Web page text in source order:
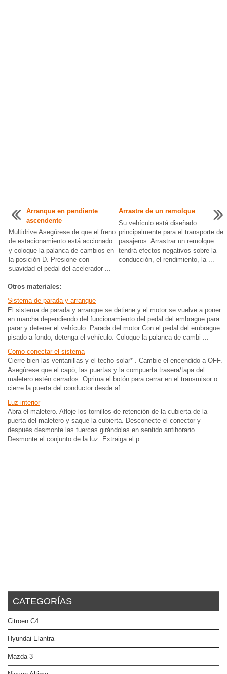
Arranque en pendiente
ascendente
Multidrive Asegúrese de que el freno
de estacionamiento está accionado
y coloque la palanca de cambios en
la posición D. Presione con
suavidad el pedal del acelerador ...
Arrastre de un remolque
Su vehículo está diseñado
principalmente para el transporte de
pasajeros. Arrastrar un remolque
tendrá efectos negativos sobre la
conducción, el rendimiento, la ...
Otros materiales:
Sistema de parada y arranque
El sistema de parada y arranque se detiene y el motor se vuelve a poner
en marcha dependiendo del funcionamiento del pedal del embrague para
parar y detener el vehículo. Parada del motor Con el pedal del embrague
pisado a fondo, detenga el vehículo. Coloque la palanca de cambi ...
Como conectar el sistema
Cierre bien las ventanillas y el techo solar* . Cambie el encendido a OFF.
Asegúrese que el capó, las puertas y la compuerta trasera/tapa del
maletero estén cerrados. Oprima el botón para cerrar en el transmisor o
cierre la puerta del conductor desde af ...
Luz interior
Abra el maletero. Afloje los tornillos de retención de la cubierta de la
puerta del maletero y saque la cubierta. Desconecte el conector y
después desmonte las tuercas girándolas en sentido antihorario.
Desmonte el conjunto de la luz. Extraiga el p ...
CATEGORÍAS
Citroen C4
Hyundai Elantra
Mazda 3